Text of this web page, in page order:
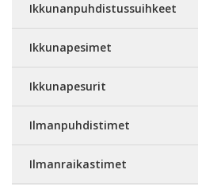
Ikkunanpuhdistussuihkeet
Ikkunapesimet
Ikkunapesurit
Ilmanpuhdistimet
Ilmanraikastimet